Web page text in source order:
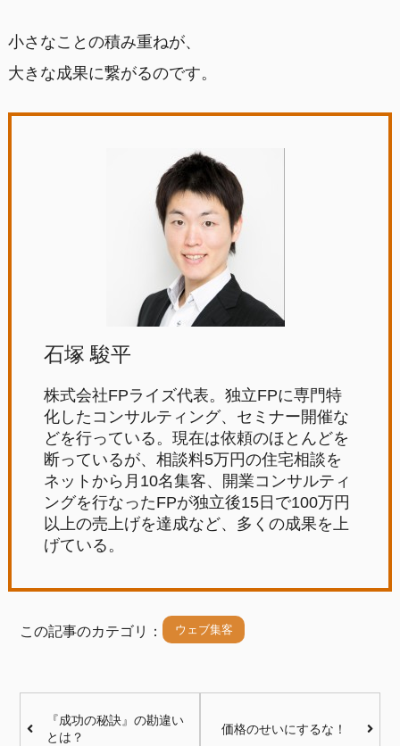
小さなことの積み重ねが、
大きな成果に繋がるのです。
石塚 駿平
株式会社FPライズ代表。独立FPに専門特
化したコンサルティング、セミナー開催な
どを行っている。現在は依頼のほとんどを
断っているが、相談料5万円の住宅相談を
ネットから月10名集客、開業コンサルティ
ングを行なったFPが独立後15日で100万円
以上の売上げを達成など、多くの成果を上
げている。
この記事のカテゴリ： ウェブ集客
『成功の秘訣』の勘違い
とは？
価格のせいにするな！